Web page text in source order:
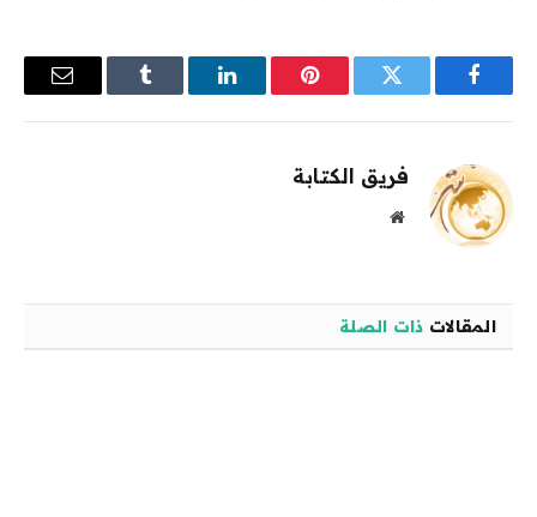
فيسبوك تويتر بينتيريستلينكدإن Tumblr
البريد
فريق الكتابة
موقع
المقالات ذات الصلة